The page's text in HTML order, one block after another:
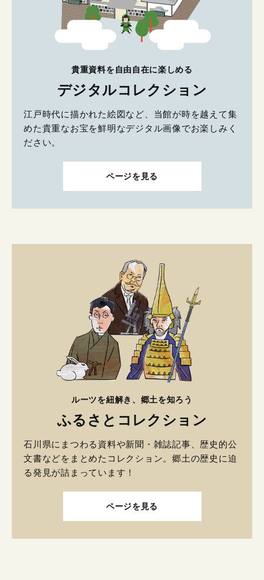
貴重資料を自由自在に楽しめる
デジタルコレクション
江戸時代に描かれた絵図など、当館が時を越えて集
めた貴重なお宝を鮮明なデジタル画像でお楽しみく
ださい。
ページを見る
ルーツを紐解き、郷土を知ろう
ふるさとコレクション
石川県にまつわる資料や新聞・雑誌記事、歴史的公
文書などをまとめたコレクション。郷土の歴史に迫
る発見が詰まっています！
ページを見る